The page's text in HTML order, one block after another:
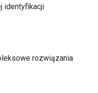
identyfikacji
rozwiązania